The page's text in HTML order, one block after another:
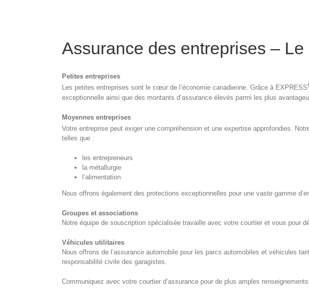
Assurance des entreprises –
Petites entreprises
Les petites entreprises sont le cœur de l’économie canadienne. Grâce à EXPRESS
exceptionnelle ainsi que des montants d’assurance élevés parmi les plus
Moyennes entreprises
Votre entreprise peut exiger une compréhension et une expertise approfondies.
telles que :
les entrepreneurs
la métallurgie
l’alimentation
Nous offrons également des protections exceptionnelles pour une vaste gamme
Groupes et associations
Notre équipe de souscription spécialisée travaille avec votre courtier et vous pour
Véhicules utilitaires
Nous offrons de l’assurance automobile pour les parcs automobiles et véhicules
responsabilité civile des garagistes.
Communiquez avec votre courtier d’assurance pour de plus amples